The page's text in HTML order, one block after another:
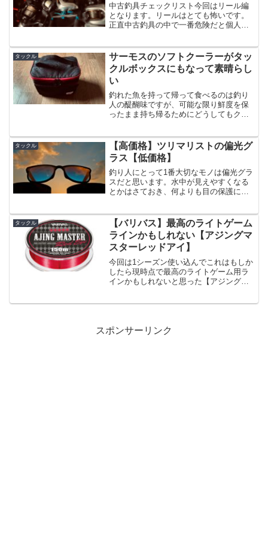
中古釣具チェックリスト今回はリール編
となります。リールはとても怖いです。
正直中古釣具の中で一番危険だと個人的
ボックスって感じ。それでもなぜか最も
よく動く中古リール市場な...
タックル
サーモスのソフトクーラーがタッ
クルボックスにもなって素晴らし
い
釣れた魚を持って帰って食べるのは釣り
人の醍醐味ですが、可能な限り鮮度を保
ったまま持ち帰るためにどうしてもクー
すよね。。。ある程度覚悟を決めた釣り
なら問題ないですが、仕事...
タックル
【高価格】ツリマリストの偏光グ
ラス【低価格】
釣り人にとって1番大切なモノは偏光グラ
スだと思います。水中が見えやすくなる
とかはさておき、何よりも目の保護にな
をしていればルアーが飛んできたり泥水
を浴びたりする可能性も...
タックル
【バリバス】最高のライトゲーム
ラインかもしれない【アジングマ
スターレッドアイ】
今回は1シーズン使い込んでこれはもしか
したら現時点で最高のライトゲーム用ラ
インかもしれないと思った【アジングマ
スポンサーリンク